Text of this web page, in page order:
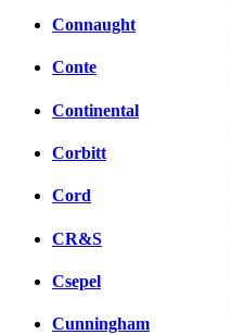
Connaught
Conte
Continental
Corbitt
Cord
CR&S
Csepel
Cunningham